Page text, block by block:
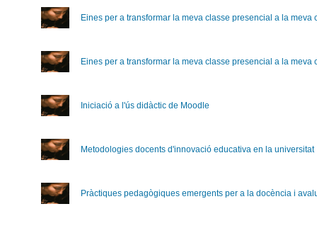
Eines per a transformar la meva classe presencial a la
Eines per a transformar la meva classe presencial a la
Iniciació a l'ús didàctic de Moodle
Metodologies docents d'innovació educativa en la universitat
Pràctiques pedagògiques emergents per a la docència i